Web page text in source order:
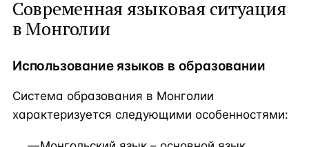
Современная языковая ситуация
в Монголии
Использование языков в образовании
Система образования в Монголии
характеризуется следующими особенностями: